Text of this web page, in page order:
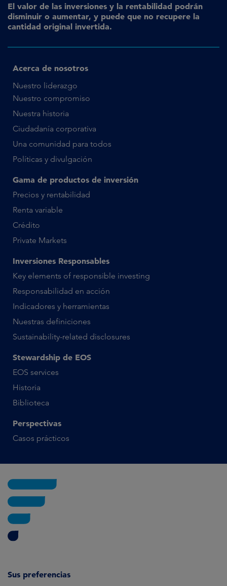
El valor de las inversiones y la rentabilidad podrán
disminuir o aumentar, y puede que no recupere la
cantidad original invertida.
Acerca de nosotros
Nuestro liderazgo
Nuestro compromiso
Nuestra historia
Ciudadanía corporativa
Una comunidad para todos
Políticas y divulgación
Gama de productos de inversión
Precios y rentabilidad
Renta variable
Crédito
Private Markets
Inversiones Responsables
Key elements of responsible investing
Responsabilidad en acción
Indicadores y herramientas
Nuestras definiciones
Sustainability-related disclosures
Stewardship de EOS
EOS services
Historia
Biblioteca
Perspectivas
Casos prácticos
Sus preferencias